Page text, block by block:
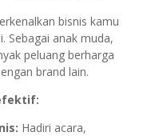
bisnis kamu
Sebagai anak muda,
peluang berharga
brand lain.
Hadiri acara,